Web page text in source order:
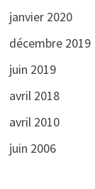
janvier 2020
décembre 2019
juin 2019
avril 2018
avril 2010
juin 2006